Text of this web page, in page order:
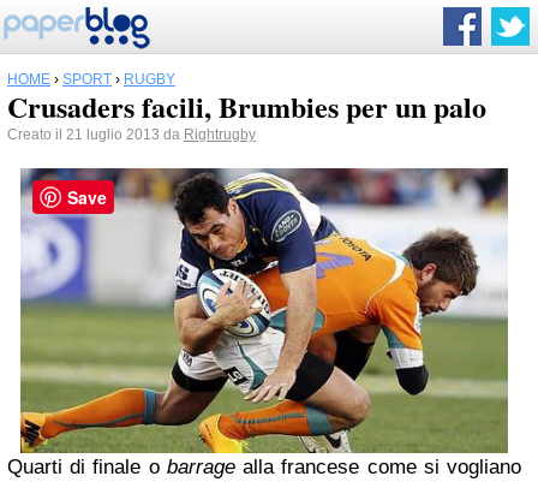
HOME › SPORT › RUGBY
Crusaders facili, Brumbies per un palo
Creato il 21 luglio 2013 da Rightrugby
Quarti di finale o barragealla francese come si vogliano
Save